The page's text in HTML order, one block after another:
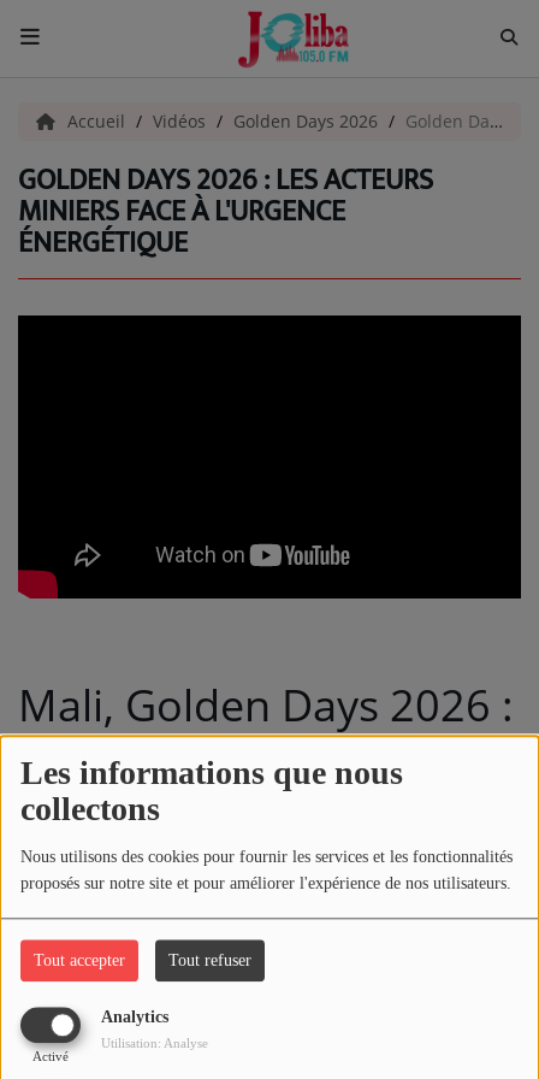
Les informations que nous
collectons
Nous utilisons des cookies pour fournir les services et les fonctionnalités
proposés sur notre site et pour améliorer l'expérience de nos utilisateurs.
Tout accepter Tout refuser
Analytics
Activé
Utilisation: Analyse
ACCUEIL
Pour Vous
ACTUALITÉS
ARTISTES
PHOTOS
PODCASTS
VIDÉOS
Joliba TV News / FM
NOTRE ACTU
Accueil Vidéos Golden Days 2026 Golden Days 2026 : les acteurs miniers face à l'urgence énergétique
GOLDEN DAYS 2026 : LES ACTEURS
MINIERS FACE À L'URGENCE
ÉNERGÉTIQUE
Mali, Golden Days 2026 :
les acteurs miniers face
à l'urgence énergétique
Commentaires(0)
Connectez-vous pour commenter cet article